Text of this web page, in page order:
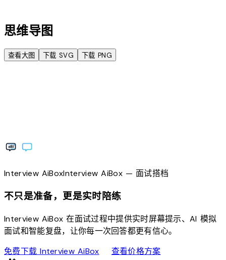
思维导图
查看大图 下载 SVG 下载 PNG
Interview AiBoxInterviewAiBox— 面试搭档
不只是准备，更是实时陪练
Interview AiBox 在面试过程中提供实时屏幕提示、AI 模拟
面试和智能复盘，让你每一次回答都更有信心。
免费下载 Interview AiBoxdownload查看价格方案sell